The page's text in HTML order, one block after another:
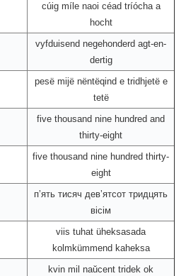
cúig míle naoi céad tríócha a
hocht
vyfduisend negehonderd agt-en-
dertig
pesë mijë nëntëqind e tridhjetë e
tetë
five thousand nine hundred and
thirty-eight
five thousand nine hundred thirty-
eight
пʼять тисяч девʼятсот тридцять
вісім
viis tuhat üheksasada
kolmkümmend kaheksa
kvin mil naŭcent tridek ok